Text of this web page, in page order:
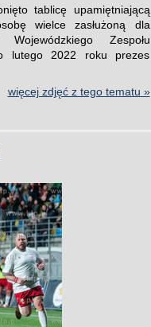
tablicę upamiętniającą
wielce zasłużoną dla
Zespołu
lutego 2022 roku prezes
więcej zdjęć z tego tematu »